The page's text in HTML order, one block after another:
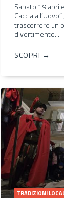
Sabato 19
Caccia
trascorrere un
divertimento....
SCOPRI →
TRADIZIONI